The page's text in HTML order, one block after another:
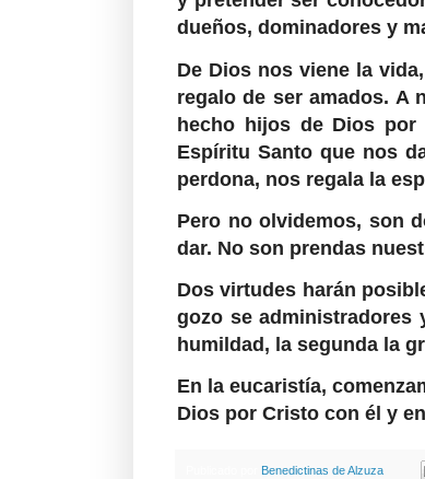
dueños, dominadores y
De Dios nos viene la
regalo de ser amados. A
hecho hijos de Dios
Espíritu Santo que nos
perdona, nos regala la
Pero no olvidemos, son
dar. No son prendas
Dos virtudes harán
gozo se administradores
humildad, la segunda la
En la eucaristía,
Dios por Cristo con él y
Benedictinas de Alzuza